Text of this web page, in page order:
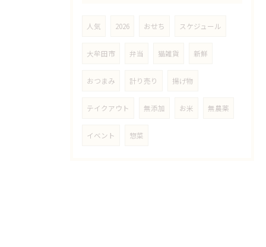
人気 2026 おせち スケジュール
大牟田市 弁当 猫雑貨 新鮮
おつまみ 計り売り 揚げ物
テイクアウト 無添加 お米 無農薬
イベント 惣菜